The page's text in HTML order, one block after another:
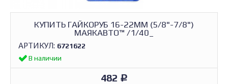
КУПИТЬ ГАЙКОРУБ 16-22ММ (5/8"-7/8")
МАЯКАВТО™ /1/40_
АРТИКУЛ: 6721622
В наличии
482 Р